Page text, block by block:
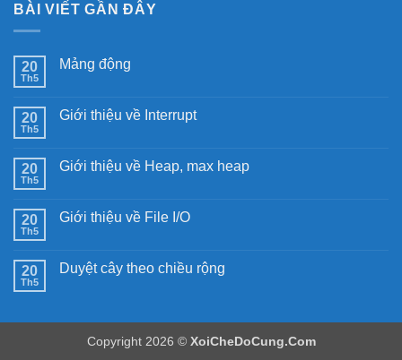
BÀI VIẾT GẦN ĐÂY
20
Th5
Mảng động
luận
20
Th5
Giới thiệu về Interrupt
luận
về
20
Th5
Giới thiệu về Heap, max heap
luận
về
Heap,
20
Th5
Giới thiệu về File I/O
luận
20
Th5
Duyệt cây theo chiều rộng
luận
Copyright 2026 © XoiCheDoCung.Com